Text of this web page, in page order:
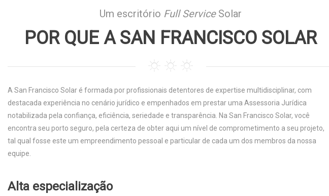
Um escritório Full Service Solar
POR QUE A SAN FRANCISCO SOLAR
A San Francisco Solar é formada por profissionais detentores de expertise multidisciplinar, com
destacada experiência no cenário jurídico e empenhados em prestar uma Assessoria Jurídica
notabilizada pela confiança, eficiência, seriedade e transparência. Na San Francisco Solar, você
encontra seu porto seguro, pela certeza de obter aqui um nível de comprometimento a seu projeto,
tal qual fosse este um empreendimento pessoal e particular de cada um dos membros da nossa
equipe.
Alta especialização